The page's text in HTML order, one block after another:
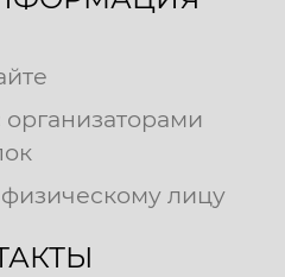
физическому лицу